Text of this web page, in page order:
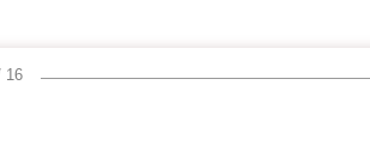
16 / مرداد / 1405